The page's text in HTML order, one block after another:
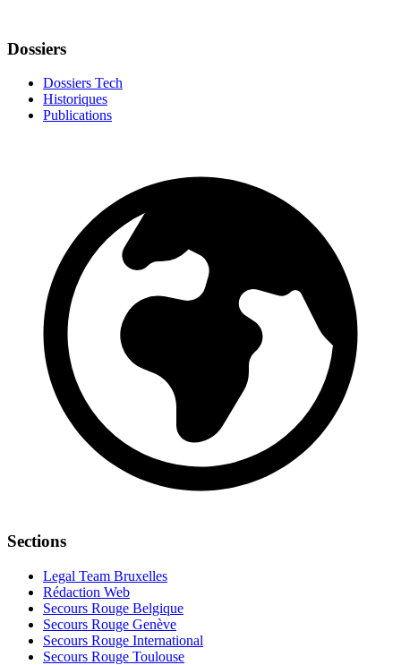
Dossiers
Dossiers Tech
Historiques
Publications
Sections
Legal Team Bruxelles
Rédaction Web
Secours Rouge Belgique
Secours Rouge Genève
Secours Rouge International
Secours Rouge Toulouse